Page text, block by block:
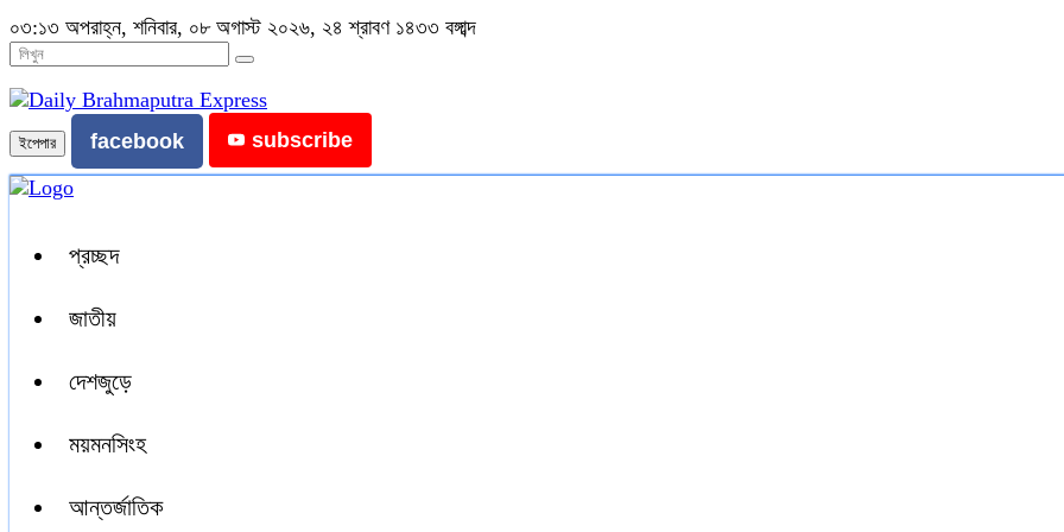
০৩:১৩ অপরাহ্ন, শনিবার, ০৮ অগাস্ট ২০২৬, ২৪ শ্রাবণ ১৪৩৩ বঙ্গাব্দ
ইপেপার facebook subscribe
প্রচ্ছদ
জাতীয়
দেশজুড়ে
ময়মনসিংহ
আন্তর্জাতিক